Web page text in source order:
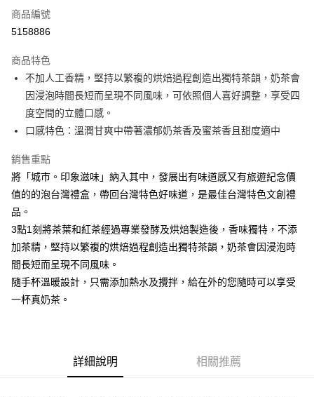
【關於「AFTEE先享後付」】
AFTEE先享後付是「在收到商品之後才付款」的支付方式。 讓您購物簡單
２．便利：只要手機號碼，簡訊認證，即可結帳。
３．安心：先確認商品／服務後，再付款。
【「AFTEE先享後付」結帳流程】
１．於結帳方式選擇「AFTEE先享後付」後，將跳轉至「AFTEE先享後付」
結帳頁面，進行簡訊認證並確認金額後，即可完成結帳。
３．收到繳費通知簡訊後14天內，點擊此簡訊中的連結，可透過四大超商／
ATM／網路銀行／等多元方式進行付款，方視為交易完成。
※ 請注意：結帳手續完成當下不需立刻繳費，但若您需要取消訂單，請聯絡
購買商品的店家。未經商家同意取消之訂單仍視為有效，需透過AFTEE先享
※ 交易是否成功請以「AFTEE先享後付 」之結帳頁面顯示為準，若有關於
是否繳費成功／繳費後需取消欲退款等相關疑問，請聯繫「AFTEE先享後付
客戶支援中心」 https://netprotections.freshdesk.com/support/home
【注意事項】
１．透過由恩沛科技股份有限公司提供之「AFTEE先享後付」服務完成之交
權轉讓予恩沛科技股份有限公司。
「AFTEE先享後付」，若未經同意申辦者引起之損失，本公司不負相關責
４．使用「AFTEE先享後付」時，將依據個別帳號之用戶狀況，依本公司即
運送方式
全家取貨付款
每筆NT$60，滿NT$399(含以上)免運費
付款後全家取貨
X不開放萊爾富取貨
每筆NT$9,999
7-11取貨付款
每筆NT$60，滿NT$699(含以上)免運費
付款後7-11取貨
每筆NT$60，滿NT$699(含以上)免運費
宅配
每筆NT$220，滿NT$2,000(含以上)免運費
商品編號
5158886
商品特色
不加人工香精，堅持以繁複的烘焙過程創造出獨特茶韻，奶茶會
因浸泡時間長短而呈現不同風味，可依照個人喜好調整，享受四
度空間的立體口感。
口感特色：溫潤甘爽中帶著濃郁奶茶香及蜜茶香且甜度適中
銷售重點
將「城市。印象滋味」納入其中，發展出有味道感又有旅遊紀念價
值的的泡台灣禮盒，帶回台灣特色好味道，是最佳台灣特色文創禮
品。
3點1刻將茶葉和紅茶經過專業發酵及烘焙製造後，香味獨特，不添
加茶精，堅持以繁複的烘焙過程創造出獨特茶韻，奶茶會因浸泡時
間長短而呈現不同風味。
隨手杯溫暖設計，只需添加熱水及攪拌，給在外的您隨時可以享受
一杯真奶茶。
詳細說明 相關推薦